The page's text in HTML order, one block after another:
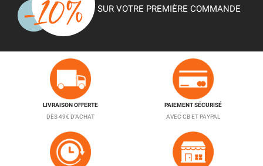
SUR VOTRE PREMIÈRE COMMANDE
LIVRAISON OFFERTE
DÈS 49€ D'ACHAT
PAIEMENT SÉCURISÉ
AVEC CB ET PAYPAL